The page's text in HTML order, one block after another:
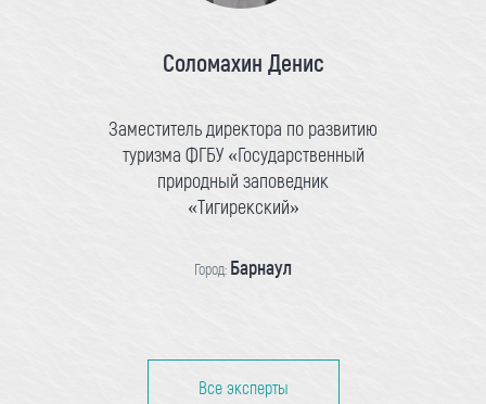
Соломахин Денис
Заместитель директора по развитию
туризма ФГБУ «Государственный
природный заповедник
«Тигирекский»
Город: Барнаул
Все эксперты